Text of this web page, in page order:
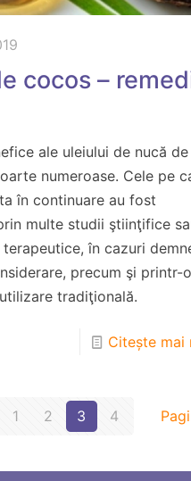
cocos –
ale uleiului de nucă de
numeroase. Cele pe
în continuare au fost
multe studii ştiinţifice
în cazuri
precum şi printr-o
tradiţională.
Citește mai
1 2 3 4